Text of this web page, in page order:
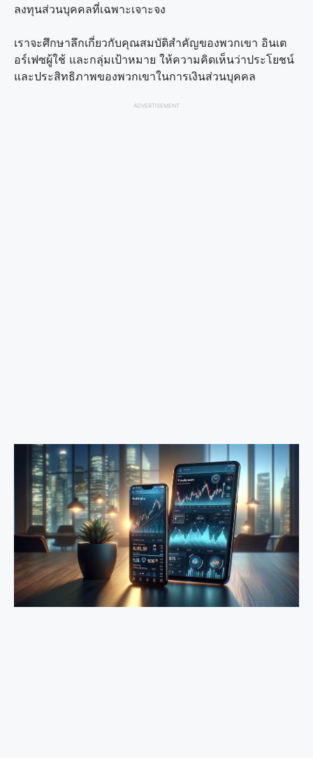
ลงทุนส่วนบุคคลที่เฉพาะเจาะจง
เราจะศึกษาลึกเกี่ยวกับคุณสมบัติสำคัญของพวกเขา อินเต
อร์เฟซผู้ใช้ และกลุ่มเป้าหมาย ให้ความคิดเห็นว่าประโยชน์
และประสิทธิภาพของพวกเขาในการเงินส่วนบุคคล
ADVERTISEMENT